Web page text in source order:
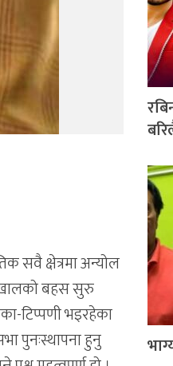
सवै क्षेत्रमा अन्योल
खालको बहस सुरु
टिप्पणी भइरहेका
पुनःस्थापना हुनु